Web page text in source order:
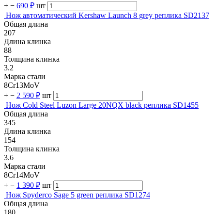
+ − 690 ₽ шт
Нож автоматический Kershaw Launch 8 grey реплика SD2137
Общая длина
207
Длина клинка
88
Толщина клинка
3.2
Марка стали
8Cr13MoV
+ − 2 590 ₽ шт
Нож Cold Steel Luzon Large 20NQX black реплика SD1455
Общая длина
345
Длина клинка
154
Толщина клинка
3.6
Марка стали
8Cr14MoV
+ − 1 390 ₽ шт
Нож Spyderco Sage 5 green реплика SD1274
Общая длина
180